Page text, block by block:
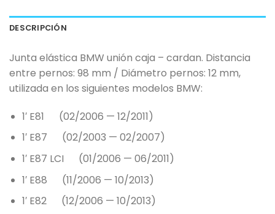
DESCRIPCIÓN
Junta elástica BMW unión caja – cardan. Distancia
entre pernos: 98 mm / Diámetro pernos: 12 mm,
utilizada en los siguientes modelos BMW:
1′ E81 (02/2006 — 12/2011)
1′ E87 (02/2003 — 02/2007)
1′ E87 LCI (01/2006 — 06/2011)
1′ E88 (11/2006 — 10/2013)
1′ E82 (12/2006 — 10/2013)